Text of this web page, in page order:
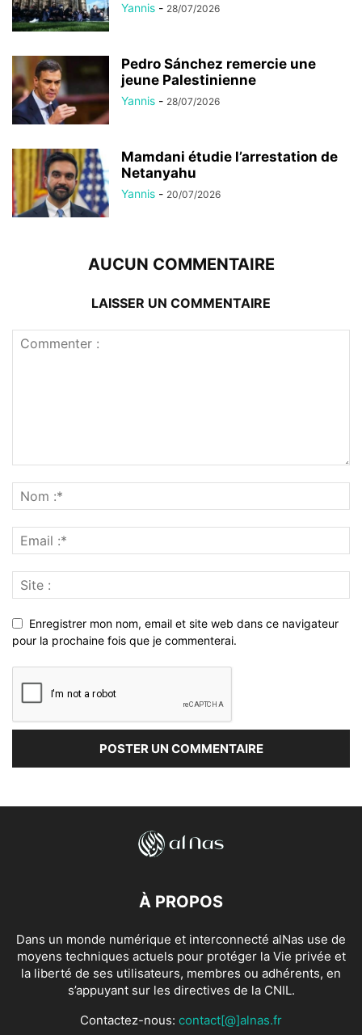
Yannis - 28/07/2026
Pedro Sánchez remercie une
jeune Palestinienne
Yannis - 28/07/2026
Mamdani étudie l’arrestation de
Netanyahu
Yannis - 20/07/2026
AUCUN COMMENTAIRE
LAISSER UN COMMENTAIRE
Enregistrer mon nom, email et site web dans ce navigateur
pour la prochaine fois que je commenterai.
À PROPOS
Dans un monde numérique et interconnecté alNas use de
moyens techniques actuels pour protéger la Vie privée et
la liberté de ses utilisateurs, membres ou adhérents, en
s’appuyant sur les directives de la CNIL.
Contactez-nous: contact[@]alnas.fr